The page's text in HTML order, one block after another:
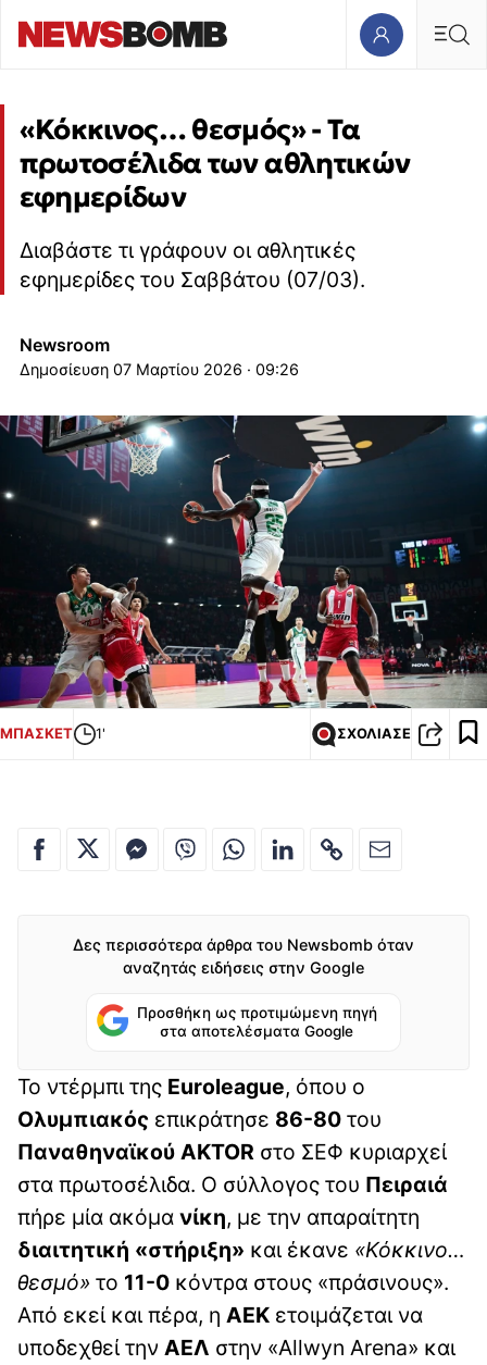
«Κόκκινος… θεσμός» - Τα
πρωτοσέλιδα των αθλητικών
εφημερίδων
Διαβάστε τι γράφουν οι αθλητικές
εφημερίδες του Σαββάτου (07/03).
Newsroom
07 Μαρτίου 2026 · 09:26
ΜΠΑΣΚΕΤ 1' ΣΧΟΛΙΑΣΕ
Δες περισσότερα άρθρα του Newsbomb όταν
αναζητάς ειδήσεις στην Google
Προσθήκη ως προτιμώμενη πηγή
στα αποτελέσματα Google
Το ντέρμπι της Euroleague, όπου ο
Ολυμπιακός επικράτησε 86-80 του
Παναθηναϊκού AKTOR στο ΣΕΦ κυριαρχεί
στα πρωτοσέλιδα. Ο σύλλογος του Πειραιά
πήρε μία ακόμα νίκη, με την απαραίτητη
διαιτητική «στήριξη» και έκανε «Κόκκινο…
θεσμό» το 11-0 κόντρα στους «πράσινους».
Από εκεί και πέρα, η ΑΕΚ ετοιμάζεται να
υποδεχθεί την ΑΕΛ στην «Allwyn Arena» και